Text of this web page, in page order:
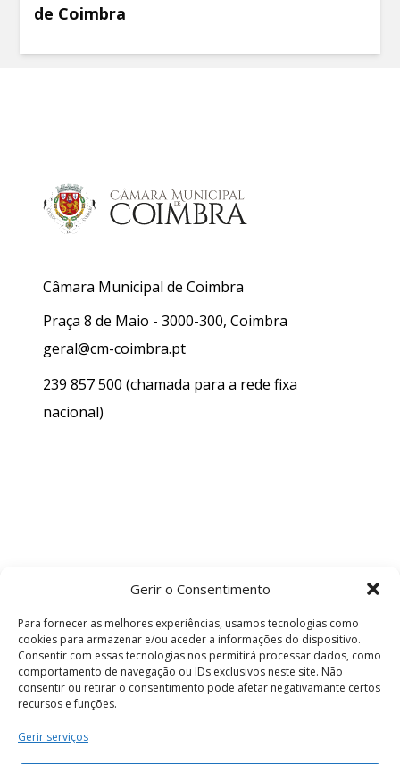
Gerir o Consentimento
Para fornecer as melhores experiências, usamos tecnologias como
cookies para armazenar e/ou aceder a informações do dispositivo.
Consentir com essas tecnologias nos permitirá processar dados, como
comportamento de navegação ou IDs exclusivos neste site. Não
consentir ou retirar o consentimento pode afetar negativamante certos
recursos e funções.
Gerir serviços
de Coimbra
Câmara Municipal de Coimbra
Praça 8 de Maio - 3000-300, Coimbra
geral@cm-coimbra.pt
239 857 500 (chamada para a rede fixa
nacional)
Termos e Condições